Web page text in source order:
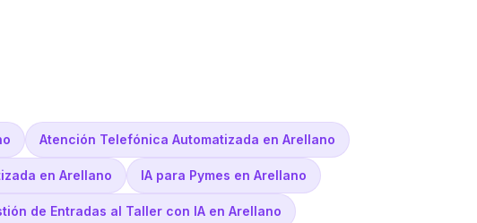
Atención Telefónica Automatizada en Arellano
en Arellano IA para Pymes en Arellano
de Entradas al Taller con IA en Arellano